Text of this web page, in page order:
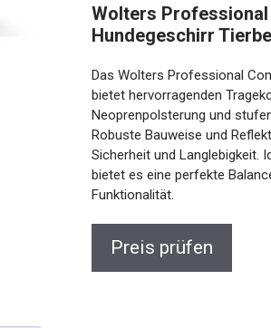
Wolters
Hundegeschirr
Das Wolters Professional
bietet hervorragenden
Neoprenpolsterung und
Robuste Bauweise und
Sicherheit und Langlebigkeit.
bietet es eine perfekte
Funktionalität.
Preis prüfen